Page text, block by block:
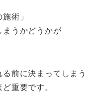
施術」
まうかどうかが
前に決まってしまう
重要です。